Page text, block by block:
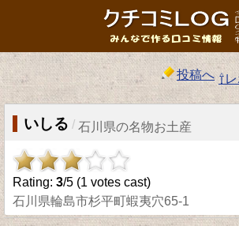
投稿へ ⇧
いしる / 石川県の名物お土産
Rating: 3/5 (1 votes cast)
石川県輪島市杉平町蝦夷穴65-1